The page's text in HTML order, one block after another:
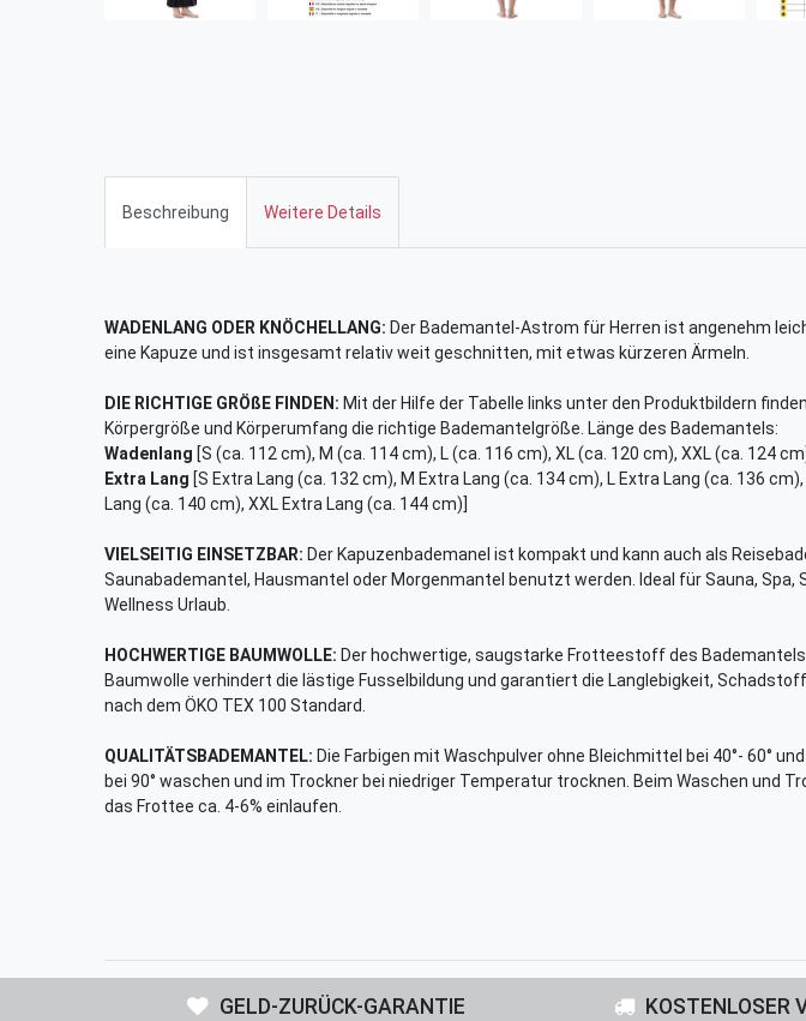
Beschreibung Weitere Details
WADENLANG ODER KNÖCHELLANG: Der Bademantel-Astrom für Herren ist angenehm
eine Kapuze und ist insgesamt relativ weit geschnitten, mit etwas kürzeren Ärmeln.
DIE RICHTIGE GRÖßE FINDEN: Mit der Hilfe der Tabelle links unter den Produktbildern
Körpergröße und Körperumfang die richtige Bademantelgröße. Länge des Bademantels:
Wadenlang [S (ca. 112 cm), M (ca. 114 cm), L (ca. 116 cm), XL (ca. 120 cm), XXL (ca. 124
Extra Lang [S Extra Lang (ca. 132 cm), M Extra Lang (ca. 134 cm), L Extra Lang (ca. 136 cm),
Lang (ca. 140 cm), XXL Extra Lang (ca. 144 cm)]
VIELSEITIG EINSETZBAR: Der Kapuzenbademanel ist kompakt und kann auch als
Saunabademantel, Hausmantel oder Morgenmantel benutzt werden. Ideal für Sauna, Spa,
Wellness Urlaub.
HOCHWERTIGE BAUMWOLLE: Der hochwertige, saugstarke Frotteestoff des Bademantels
Baumwolle verhindert die lästige Fusselbildung und garantiert die Langlebigkeit,
nach dem ÖKO TEX 100 Standard.
QUALITÄTSBADEMANTEL: Die Farbigen mit Waschpulver ohne Bleichmittel bei 40°- 60°
bei 90° waschen und im Trockner bei niedriger Temperatur trocknen. Beim Waschen und
das Frottee ca. 4-6% einlaufen.
GELD-ZURÜCK-GARANTIE KOSTENLOSER